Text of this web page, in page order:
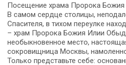
Посещение храма Пророка Божия
В самом сердце столицы,
Спасителя, в тихом переулке
– храм Пророка Божия Илии
необыкновенное место,
сокровищница Москвы,
Только представьте себе: